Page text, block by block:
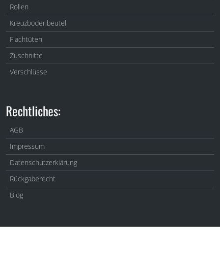
Rollen
Kreuzbodenbeutel
Flachtüten
Zuschnitte
Verschlüsse
Rechtliches:
AGB
Impressum
Datenschutzerklärung
Rückgaberecht
Blog